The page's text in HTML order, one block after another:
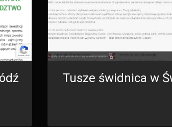
Tusze świdnica w